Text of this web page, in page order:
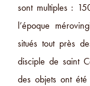
sont multiples :
l’époque
situés tout près
disciple de saint
des objets ont